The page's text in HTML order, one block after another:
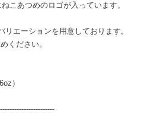
こあつめのロゴが入っています。
エーションを用意しております。
ください。
）